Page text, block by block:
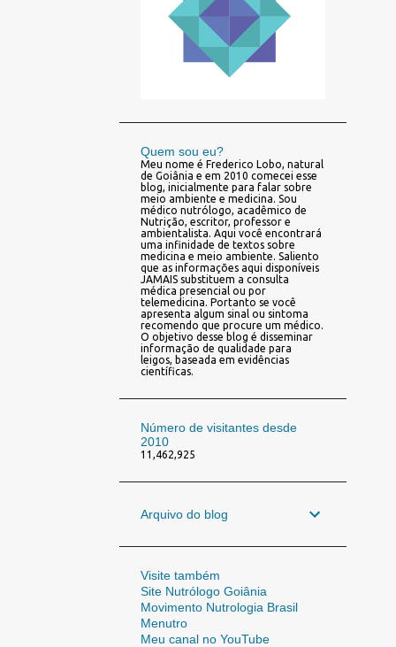
Quem sou eu?
Meu nome é Frederico Lobo, natural
de Goiânia e em 2010 comecei esse
blog, inicialmente para falar sobre
meio ambiente e medicina. Sou
médico nutrólogo, acadêmico de
Nutrição, escritor, professor e
ambientalista. Aqui você encontrará
uma infinidade de textos sobre
medicina e meio ambiente. Saliento
que as informações aqui disponíveis
JAMAIS substituem a consulta
médica presencial ou por
telemedicina. Portanto se você
apresenta algum sinal ou sintoma
recomendo que procure um médico.
O objetivo desse blog é disseminar
informação de qualidade para
leigos, baseada em evidências
científicas.
Número de visitantes desde
2010
11,462,925
Arquivo do blog
Visite também
Site Nutrólogo Goiânia
Movimento Nutrologia Brasil
Menutro
Meu canal no YouTube